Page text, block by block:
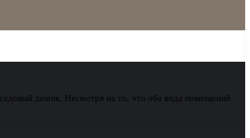
домик. Несмотря на то, что оба вида помещений